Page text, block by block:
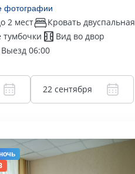
фотографии
2 мест
Кровать двуспальная
Вид во двор
Выезд 06:00
22 сентября